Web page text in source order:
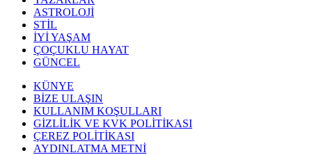
ASTROLOJİ
STİL
İYİ YAŞAM
ÇOÇUKLU HAYAT
GÜNCEL
KÜNYE
BİZE ULAŞIN
KULLANIM KOŞULLARI
GİZLİLİK VE KVK POLİTİKASI
ÇEREZ POLİTİKASI
AYDINLATMA METNİ